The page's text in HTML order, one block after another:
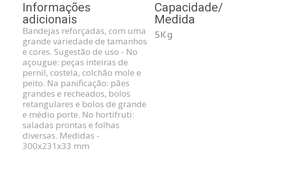
Informações
adicionais
Bandejas reforçadas, com uma
grande variedade de tamanhos
e cores. Sugestão de uso - No
açougue: peças inteiras de
pernil, costela, colchão mole e
peito. Na panificação: pães
grandes e recheados, bolos
retangulares e bolos de grande
e médio porte. No hortifruti:
saladas prontas e folhas
diversas. Medidas -
300x231x33 mm
Capacidade/
Medida
5Kg